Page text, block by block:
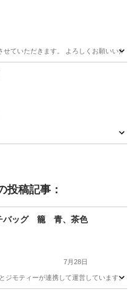
ていただきます。 よろしくお願いいた
投稿記事：
バッグ 籠 青、茶色
7月28日
ジモティーが連携して運営していま